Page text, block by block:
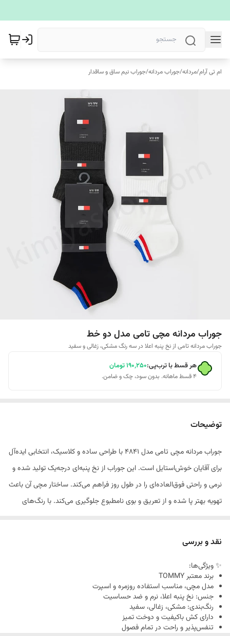
ام تی آرام/مردانه/جوراب مردانه/جوراب نیم ساق و ساقدار
جوراب مردانه مچی تامی مدل دو خط
جوراب مردانه تامی از نخ پنبه اعلا در سه رنگ مشکی، زغالی و سفید
هر قسط با ترب‌پی:۱۹۰٬۲۵۰تومان
۴ قسط ماهانه. بدون سود، چک و ضامن.
توضیحات
جوراب مردانه مچی تامی مدل 4841 با طراحی ساده و کلاسیک، انتخابی ایده‌آل
برای آقایان خوش‌استایل است. این جوراب از نخ پنبه‌ای درجه‌یک تولید شده و
نرمی و راحتی فوق‌العاده‌ای را در طول روز فراهم می‌کند. ساختار مچی آن باعث
تهویه بهتر پا شده و از تعریق و بوی نامطبوع جلوگیری می‌کند. با رنگ‌های
نقد و بررسی
✨ ویژگی‌ها:
برند معتبر TOMMY
مدل مچی، مناسب استفاده روزمره و اسپرت
جنس: نخ پنبه اعلا، نرم و ضد حساسیت
رنگ‌بندی: مشکی، زغالی، سفید
دارای کش باکیفیت و دوخت تمیز
تنفس‌پذیر و راحت در تمام فصول